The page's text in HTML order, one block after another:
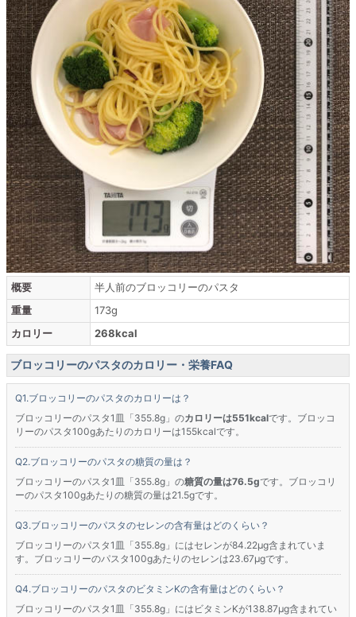
概要
半人前のブロッコリーのパスタ
重量
173g
カロリー
268kcal
ブロッコリーのパスタのカロリー・栄養FAQ
ブロッコリーのパスタのカロリーは？
ブロッコリーのパスタ1皿「355.8g」のカロリーは551kcalです。ブロッコ
リーのパスタ100gあたりのカロリーは155kcalです。
ブロッコリーのパスタの糖質の量は？
ブロッコリーのパスタ1皿「355.8g」の糖質の量は76.5gです。ブロッコリ
ーのパスタ100gあたりの糖質の量は21.5gです。
ブロッコリーのパスタのセレンの含有量はどのくらい？
ブロッコリーのパスタ1皿「355.8g」にはセレンが84.22μg含まれていま
す。ブロッコリーのパスタ100gあたりのセレンは23.67μgです。
ブロッコリーのパスタのビタミンKの含有量はどのくらい？
ブロッコリーのパスタ1皿「355.8g」にはビタミンKが138.87μg含まれてい